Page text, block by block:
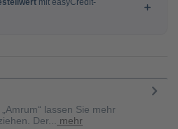
lassen Sie mehr
Der...
mehr